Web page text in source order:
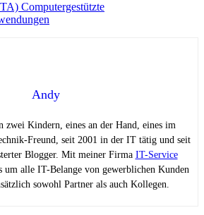
Computergestützte
Andy
zwei Kindern, eines an der Hand, eines im
Freund, seit 2001 in der IT tätig und seit
Blogger. Mit meiner Firma IT-Service
alle IT-Belange von gewerblichen Kunden
sowohl Partner als auch Kollegen.